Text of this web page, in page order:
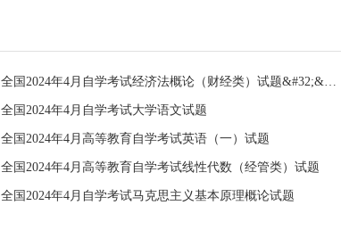
全国2024年4月自学考试经济法概论（财经类）试题&#32;&#32;
全国2024年4月自学考试大学语文试题
全国2024年4月高等教育自学考试英语（一）试题
全国2024年4月高等教育自学考试线性代数（经管类）试题
全国2024年4月自学考试马克思主义基本原理概论试题